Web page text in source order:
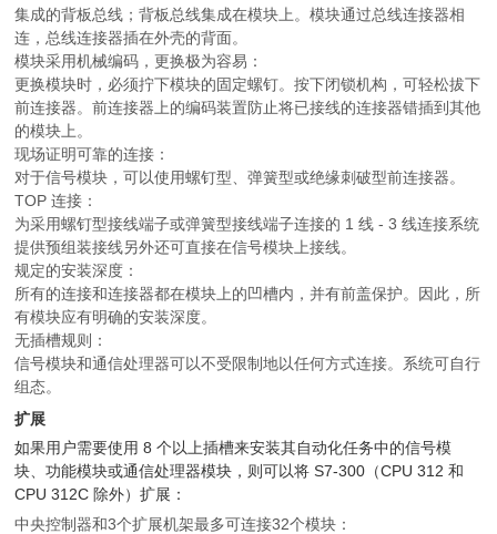
集成的背板总线；背板总线集成在模块上。模块通过总线连接器相
连，总线连接器插在外壳的背面。
模块采用机械编码，更换极为容易：
更换模块时，必须拧下模块的固定螺钉。按下闭锁机构，可轻松拔下
前连接器。前连接器上的编码装置防止将已接线的连接器错插到其他
的模块上。
现场证明可靠的连接：
对于信号模块，可以使用螺钉型、弹簧型或绝缘刺破型前连接器。
TOP 连接：
为采用螺钉型接线端子或弹簧型接线端子连接的 1 线 - 3 线连接系统
提供预组装接线另外还可直接在信号模块上接线。
规定的安装深度：
所有的连接和连接器都在模块上的凹槽内，并有前盖保护。因此，所
有模块应有明确的安装深度。
无插槽规则：
信号模块和通信处理器可以不受限制地以任何方式连接。系统可自行
组态。
扩展
如果用户需要使用 8 个以上插槽来安装其自动化任务中的信号模
块、功能模块或通信处理器模块，则可以将 S7-300（CPU 312 和
CPU 312C 除外）扩展：
中央控制器和3个扩展机架最多可连接32个模块：